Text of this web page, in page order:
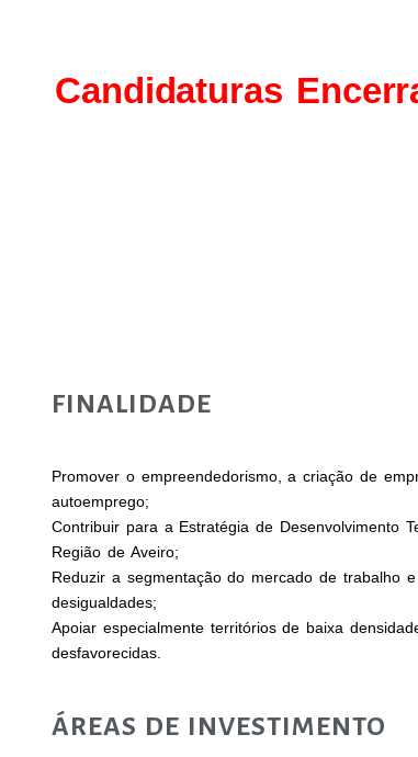
emCandidaturas
FINALIDADE
Promover o empreendedorismo, a criação de
autoemprego;
Contribuir para a Estratégia de Desenvolvimento
Região de Aveiro;
Reduzir a segmentação do mercado de trabalho
desigualdades;
Apoiar especialmente territórios de baixa
desfavorecidas.
ÁREAS DE INVESTIMENTO